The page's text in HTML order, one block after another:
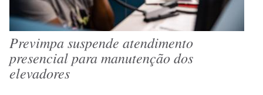
Previmpa suspende atendimento
presencial para manutenção dos
elevadores